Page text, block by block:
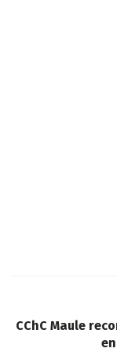
CChC Maule